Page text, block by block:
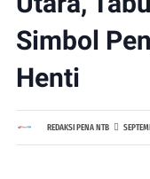
Simbol
Henti
REDAKSI PENA NTB